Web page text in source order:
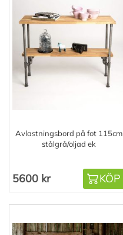
Avlastningsbord på fot 115cm
stålgrå/oljad ek
5600 kr KÖP